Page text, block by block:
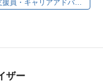
支援職（支援員・キャリアアドバイザー）
ザー